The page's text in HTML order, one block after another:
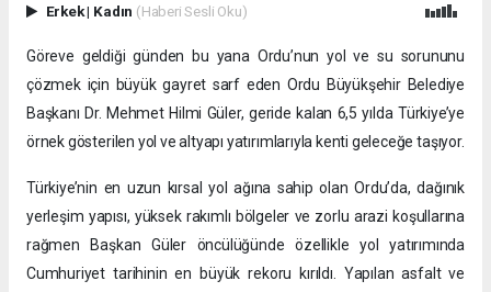
Erkek| Kadın (Haberi Sesli Oku)
Göreve geldiği günden bu yana Ordu’nun yol ve su sorununu
çözmek için büyük gayret sarf eden Ordu Büyükşehir Belediye
Başkanı Dr. Mehmet Hilmi Güler, geride kalan 6,5 yılda Türkiye’ye
örnek gösterilen yol ve altyapı yatırımlarıyla kenti geleceğe taşıyor.
Türkiye’nin en uzun kırsal yol ağına sahip olan Ordu’da, dağınık
yerleşim yapısı, yüksek rakımlı bölgeler ve zorlu arazi koşullarına
rağmen Başkan Güler öncülüğünde özellikle yol yatırımında
Cumhuriyet tarihinin en büyük rekoru kırıldı. Yapılan asfalt ve